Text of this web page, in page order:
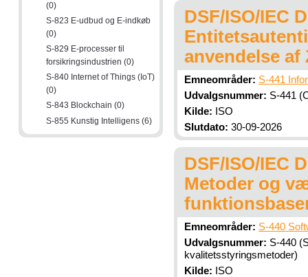
(0)
S-823 E-udbud og E-indkøb
(0)
S-829 E-processer til
forsikringsindustrien (0)
S-840 Internet of Things (IoT)
(0)
S-843 Blockchain (0)
S-855 Kunstig Intelligens (6)
DSF/ISO/IEC
anvendelse af
Emneområder: S-441
Udvalgsnummer: S-441
Kilde: ISO
Slutdato: 30-09-2026
DSF/ISO/IEC
Metoder og
Emneområder: S-440
Udvalgsnummer: S-440
kvalitetsstyringsmetoder)
Kilde: ISO